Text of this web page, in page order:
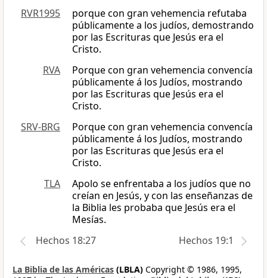
RVR1995
porque con gran vehemencia refutaba
públicamente a los judíos, demostrando
por las Escrituras que Jesús era el
Cristo.
RVA
Porque con gran vehemencia convencía
públicamente á los Judíos, mostrando
por las Escrituras que Jesús era el
Cristo.
SRV-BRG
Porque con gran vehemencia convencía
públicamente á los Judíos, mostrando
por las Escrituras que Jesús era el
Cristo.
TLA
Apolo se enfrentaba a los judíos que no
creían en Jesús, y con las enseñanzas de
la Biblia les probaba que Jesús era el
Mesías.
Hechos 18:27
Hechos 19:1
La Biblia de las Américas (LBLA) Copyright © 1986, 1995,